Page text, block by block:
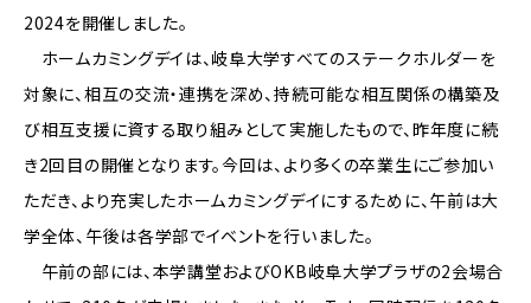
2024を開催しました。
ホームカミングデイは、岐阜大学すべてのステークホルダーを
対象に、相互の交流・連携を深め、持続可能な相互関係の構築及
び相互支援に資する取り組みとして実施したもので、昨年度に続
き2回目の開催となります。今回は、より多くの卒業生にご参加い
ただき、より充実したホームカミングデイにするために、午前は大
学全体、午後は各学部でイベントを行いました。
午前の部には、本学講堂およびOKB岐阜大学プラザの2会場合